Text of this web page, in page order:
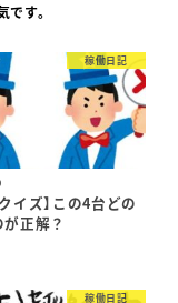
す。
稼働日記
イズ】この4台どの
正解？
稼働日記